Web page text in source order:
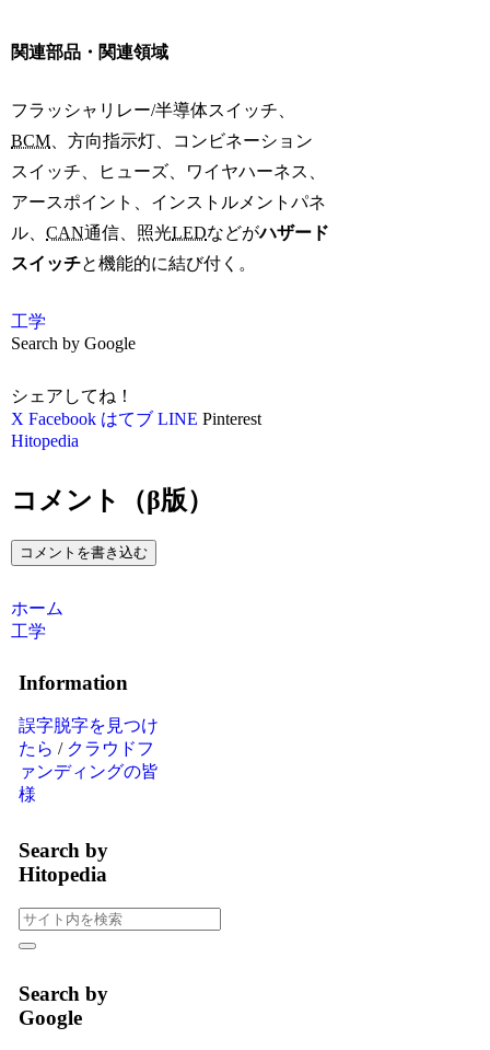
関連部品・関連領域
フラッシャリレー/半導体スイッチ、
BCM、方向指示灯、コンビネーション
スイッチ、ヒューズ、ワイヤハーネス、
アースポイント、インストルメントパネ
ル、CAN通信、照光LEDなどがハザード
スイッチと機能的に結び付く。
工学
Search by Google
シェアしてね！
X Facebook はてブ LINE Pinterest
Hitopedia
コメント（β版）
コメントを書き込む
ホーム
工学
Information
誤字脱字を見つけ
たら / クラウドフ
ァンディングの皆
様
Search by
Hitopedia
Search by
Google